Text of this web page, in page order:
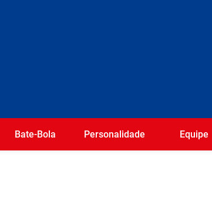
Bate-Bola Personalidade Equipe